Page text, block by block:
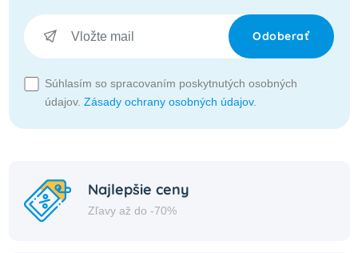
Odoberať
Súhlasím so spracovaním poskytnutých osobných
údajov. Zásady ochrany osobných údajov.
Najlepšie ceny
Zľavy až do -70%